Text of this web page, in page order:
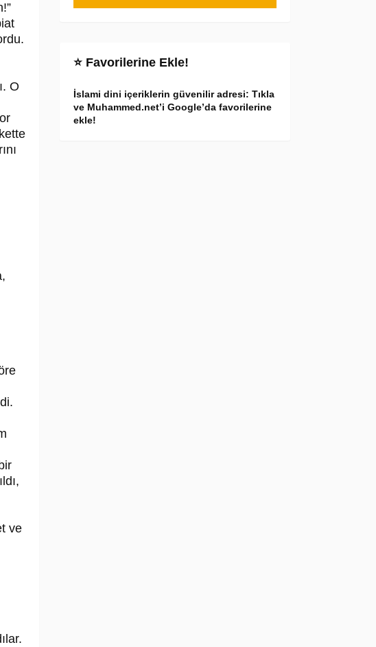
O
ve
⭐ Favorilerine Ekle!
İslami dini içeriklerin güvenilir adresi: Tıkla
ve Muhammed.net’i Google’da favorilerine
ekle!